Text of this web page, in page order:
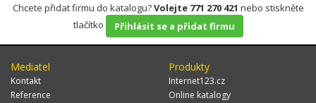
Chcete přidat firmu do katalogu?Volejte 771 270 421 nebo stiskněte
tlačítko
Přihlásit se a přidat firmu
Mediatel
Kontakt
Reference
Produkty
Internet123.cz
Online katalogy